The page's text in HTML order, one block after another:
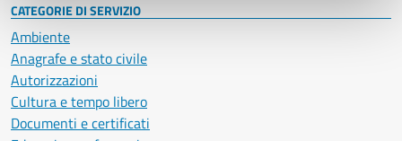
CATEGORIE DI SERVIZIO
Ambiente
Anagrafe e stato civile
Autorizzazioni
Cultura e tempo libero
Documenti e certificati